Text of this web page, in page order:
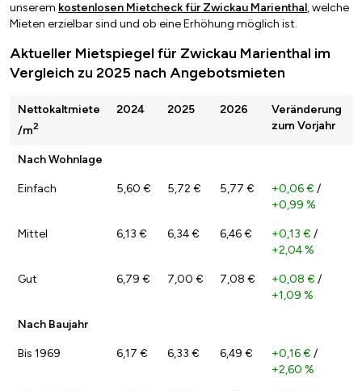
unserem kostenlosen Mietcheck für Zwickau Marienthal, welche
Mieten erzielbar sind und ob eine Erhöhung möglich ist.
Aktueller Mietspiegel für Zwickau Marienthal im
Vergleich zu 2025 nach Angebotsmieten
Nettokaltmiete
/m2
2024 2025 2026
Veränderung
zum Vorjahr
Nach Wohnlage
Einfach 5,60 € 5,72 € 5,77 € +0,06 € /
+0,99 %
Mittel 6,13 € 6,34 € 6,46 € +0,13 € /
+2,04 %
Gut 6,79 € 7,00 € 7,08 € +0,08 € /
+1,09 %
Nach Baujahr
Bis 1969 6,17 € 6,33 € 6,49 € +0,16 € /
+2,60 %